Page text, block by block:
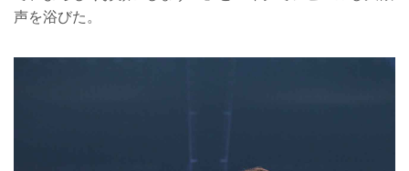
声を浴びた。